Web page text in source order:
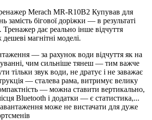
Merach MR-R10B2 Купував для
замість бігової доріжки — в результаті
дає реально інше відчуття
магнітні моделі.
— за рахунок води відчуття як на
чим сильніше тянеш — тим важче
тільки звук води, не дратує і не заважає
— сталева рама, витримує велику
— можна ставити вертикально,
Bluetooth і додатки — є статистика,...
може не вистачати для дуже